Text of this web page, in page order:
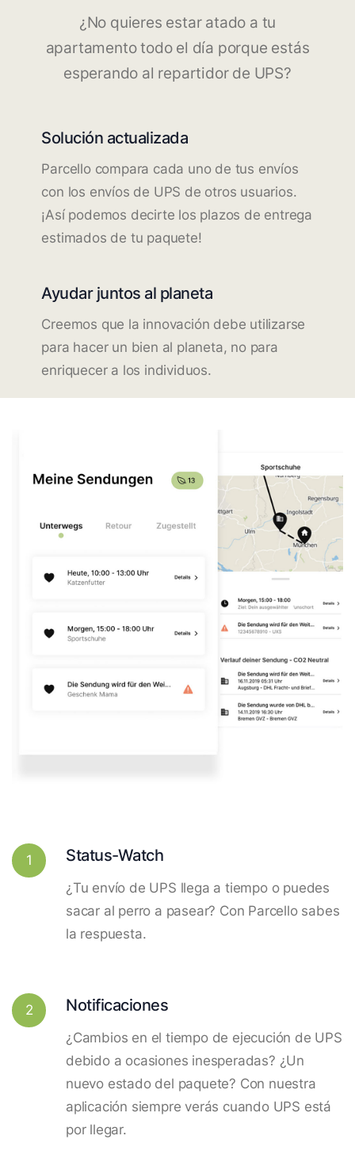
¿No quieres estar atado a tu
apartamento todo el día porque estás
esperando al repartidor de UPS?
Solución actualizada
Parcello compara cada uno de tus envíos
con los envíos de UPS de otros usuarios.
¡Así podemos decirte los plazos de entrega
estimados de tu paquete!
Ayudar juntos al planeta
Creemos que la innovación debe utilizarse
para hacer un bien al planeta, no para
enriquecer a los individuos.
1 Status-Watch
¿Tu envío de UPS llega a tiempo o puedes
sacar al perro a pasear? Con Parcello sabes
la respuesta.
2 Notificaciones
¿Cambios en el tiempo de ejecución de UPS
debido a ocasiones inesperadas? ¿Un
nuevo estado del paquete? Con nuestra
aplicación siempre verás cuando UPS está
por llegar.